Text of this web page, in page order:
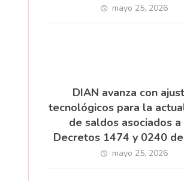
mayo 25, 2026
DIAN avanza con
tecnológicos para la
de saldos asociados
Decretos 1474 y 0240
mayo 25, 2026